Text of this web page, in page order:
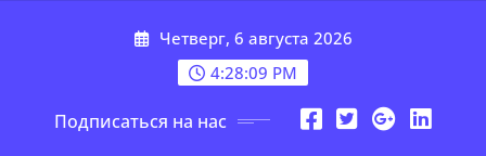
Четверг, 6 августа 2026
4:28:10 PM
Подписаться на нас